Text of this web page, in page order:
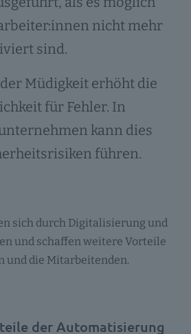
nicht mehr
sind.
Müdigkeit erhöht die
für Fehler. In
kann dies
führen.
sich durch Digitalisierung und
und schaffen weitere Vorteile
und die Mitarbeitenden.
der Automatisierung